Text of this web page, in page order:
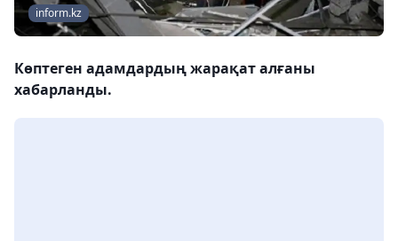
inform.kz
Көптеген адамдардың жарақат алғаны
хабарланды.